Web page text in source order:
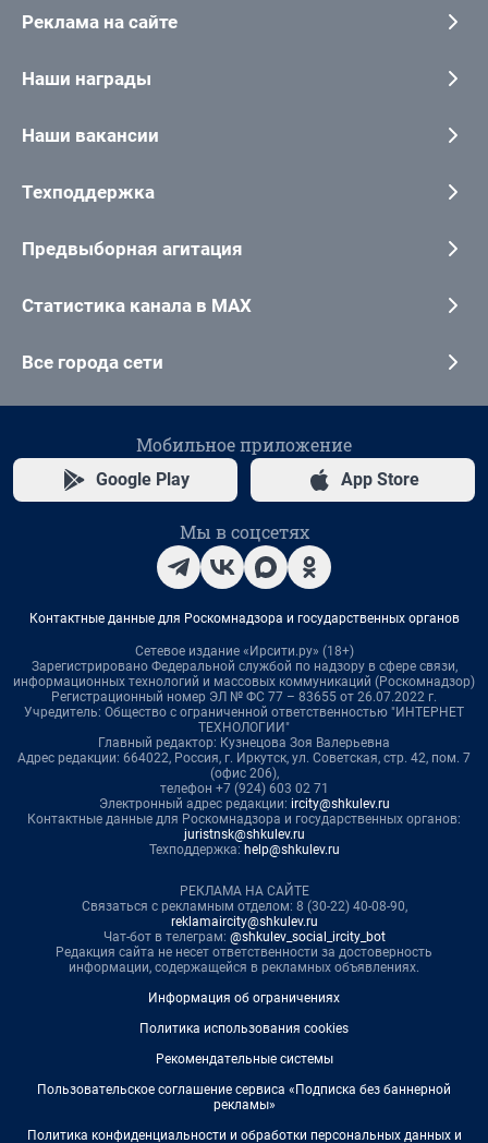
Реклама на сайте
Наши награды
Наши вакансии
Техподдержка
Предвыборная агитация
Статистика канала в MAX
Все города сети
Мобильное приложение
Google Play App Store
Мы в соцсетях
Контактные данные для Роскомнадзора и государственных органов
Сетевое издание «Ирсити.ру» (18+)
Зарегистрировано Федеральной службой по надзору в сфере связи,
информационных технологий и массовых коммуникаций (Роскомнадзор)
Регистрационный номер ЭЛ № ФС 77 – 83655 от 26.07.2022 г.
Учредитель: Общество с ограниченной ответственностью "ИНТЕРНЕТ
ТЕХНОЛОГИИ"
Главный редактор: Кузнецова Зоя Валерьевна
Адрес редакции: 664022, Россия, г. Иркутск, ул. Советская, стр. 42, пом. 7
(офис 206),
телефон +7 (924) 603 02 71
Электронный адрес редакции: ircity@shkulev.ru
Контактные данные для Роскомнадзора и государственных органов:
juristnsk@shkulev.ru
Техподдержка: help@shkulev.ru
РЕКЛАМА НА САЙТЕ
Связаться с рекламным отделом: 8 (30-22) 40-08-90,
reklamaircity@shkulev.ru
Чат-бот в телеграм: @shkulev_social_ircity_bot
Редакция сайта не несет ответственности за достоверность
информации, содержащейся в рекламных объявлениях.
Информация об ограничениях
Политика использования cookies
Рекомендательные системы
Пользовательское соглашение сервиса «Подписка без баннерной
рекламы»
Политика конфиденциальности и обработки персональных данных и